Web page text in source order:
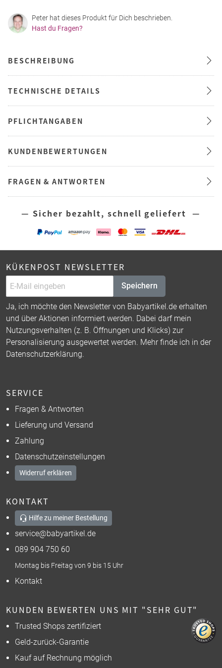
Peter hat dieses Produkt für Dich beschrieben.
Hast du Fragen?
BESCHREIBUNG
TECHNISCHE DETAILS
PFLICHTANGABEN
KUNDENBEWERTUNGEN
FRAGEN & ANTWORTEN
— Sicher bezahlt, schnell geliefert —
KÜKENPOST NEWSLETTER
Speichern
Ja, ich möchte den Newsletter von Babyartikel.de erhalten
und über Aktionen informiert werden. Dabei darf mein
Nutzungsverhalten (z. B. Öffnungen und Klicks) zur
Personalisierung ausgewertet werden. Mehr finde ich in der
Datenschutzerklärung.
SERVICE
Fragen & Antworten
Lieferung und Versand
Zahlung
Datenschutzeinstellungen
Widerruf erklären
KONTAKT
Hilfe zu meiner Bestellung
service@babyartikel.de
089 904 750 60
Montag bis Freitag von 9 bis 15 Uhr
Kontakt
KUNDEN BEWERTEN UNS MIT "SEHR GUT"
Trusted Shops zertifiziert
Geld-zurück-Garantie
Kauf auf Rechnung möglich